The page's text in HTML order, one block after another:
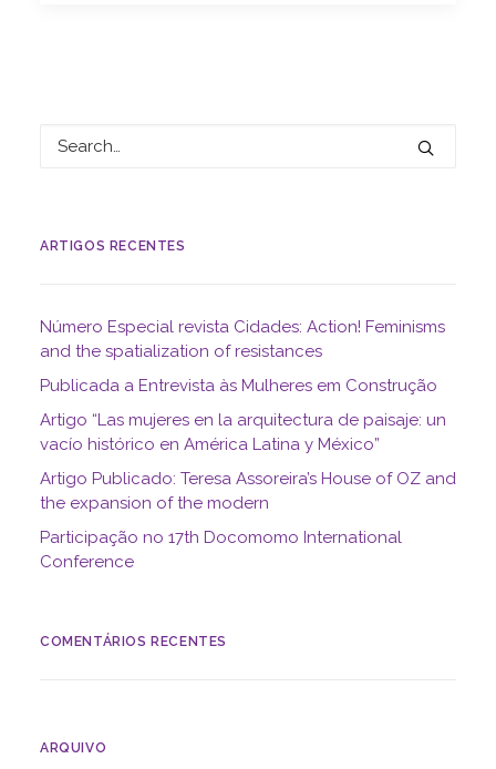
ARTIGOS RECENTES
Número Especial revista Cidades: Action! Feminisms
and the spatialization of resistances
Publicada a Entrevista às Mulheres em Construção
Artigo “Las mujeres en la arquitectura de paisaje: un
vacío histórico en América Latina y México”
Artigo Publicado: Teresa Assoreira’s House of OZ and
the expansion of the modern
Participação no 17th Docomomo International
Conference
COMENTÁRIOS RECENTES
ARQUIVO